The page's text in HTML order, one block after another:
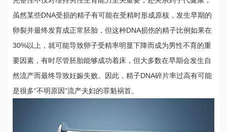
虽然某些DNA受损的精子有可能在受精时形成原核，发生早期的
卵裂并最终发育成正常胚胎，但这种DNA损伤的精子比例如果在
30%以上，就可能导致卵子受精率明显下降而成为男性不育的重
要因素，有时尽管胚胎能够成功着床，但大多数在早期会发生自
然流产而最终导致妊娠失败。因此，精子DNA碎片率过高有可能
是很多“不明原因”流产夫妇的罪魁祸首。